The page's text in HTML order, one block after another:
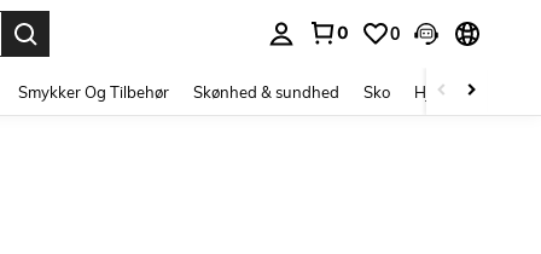
0 0
Smykker Og Tilbehør Skønhed & sundhed Sko Hjem Tekstiler